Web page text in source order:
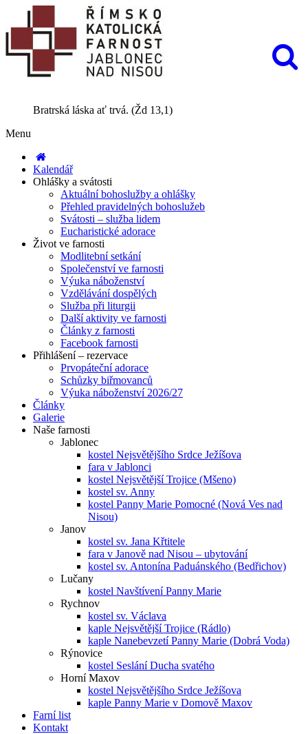
Bratrská láska ať trvá. (Žd 13,1)
Menu
Kalendář
Ohlášky a svátosti
Aktuální bohoslužby a ohlášky
Přehled pravidelných bohoslužeb
Svátosti – služba lidem
Eucharistické adorace
Život ve farnosti
Modlitební setkání
Společenství ve farnosti
Výuka náboženství
Vzdělávání dospělých
Služba při liturgii
Další aktivity ve farnosti
Články z farnosti
Facebook farnosti
Přihlášení – rezervace
Prvopáteční adorace
Schůzky biřmovanců
Výuka náboženství 2026/27
Články
Galerie
Naše farnosti
Jablonec
kostel Nejsvětějšího Srdce Ježíšova
fara v Jablonci
kostel Nejsvětější Trojice (Mšeno)
kostel sv. Anny
kostel Panny Marie Pomocné (Nová Ves nad
Nisou)
Janov
kostel sv. Jana Křtitele
fara v Janově nad Nisou – ubytování
kostel sv. Antonína Paduánského (Bedřichov)
Lučany
kostel Navštívení Panny Marie
Rychnov
kostel sv. Václava
kaple Nejsvětější Trojice (Rádlo)
kaple Nanebevzetí Panny Marie (Dobrá Voda)
Rýnovice
kostel Seslání Ducha svatého
Horní Maxov
kostel Nejsvětějšího Srdce Ježíšova
kaple Panny Marie v Domově Maxov
Farní list
Kontakt